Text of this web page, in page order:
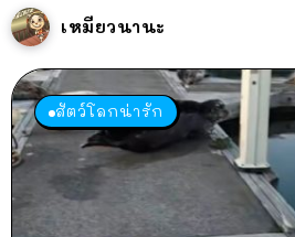
เหมียวนานะ
สัตว์โลกน่ารัก